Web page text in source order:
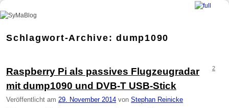
SyMaBlog
Schlagwort-Archive:dump1090
Raspberry Pi als passives Flugzeugradar
mit dump1090 und DVB-T USB-Stick
Veröffentlicht am 29. November 2014 von Stephan Reinicke
2